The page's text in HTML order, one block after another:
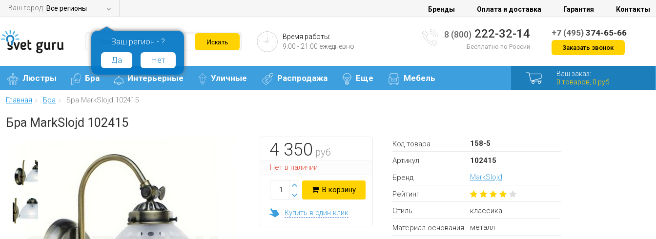
Ваш город: Все регионы
Ваш регион - ?
Да
Нет
Бренды Оплата и доставка Гарантия Контакты
Время работы:
9:00 - 21:00 ежедневно
8 (800) 222-32-14
Бесплатно по России
+7 (495)374-65-66
Заказать звонок
Люстры Бра Интерьерные Уличные Распродажа Еще Мебель
Ваш заказ:
0 товаров, 0 руб
Главная Бра Бра MarkSlojd 102415
Бра MarkSlojd 102415
4 350 руб
Нет в наличии
В корзину
Купить в один клик
Код товара
158-5
Артикул
102415
Бренд
MarkSlojd
Рейтинг
Стиль
классика
Материал основания
металл